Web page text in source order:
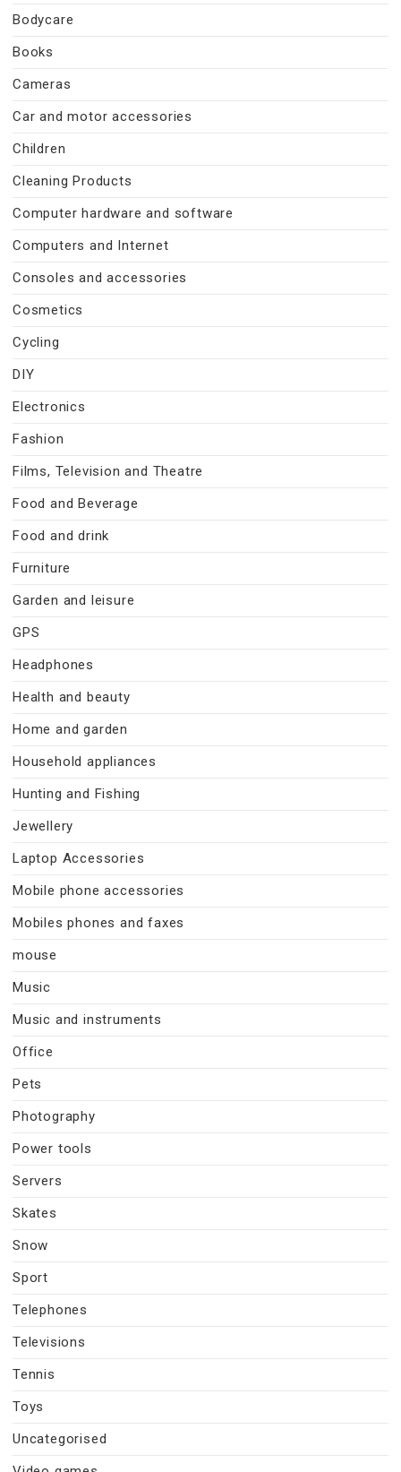
Bodycare
Books
Cameras
Car and motor accessories
Children
Cleaning Products
Computer hardware and software
Computers and Internet
Consoles and accessories
Cosmetics
Cycling
DIY
Electronics
Fashion
Films, Television and Theatre
Food and Beverage
Food and drink
Furniture
Garden and leisure
GPS
Headphones
Health and beauty
Home and garden
Household appliances
Hunting and Fishing
Jewellery
Laptop Accessories
Mobile phone accessories
Mobiles phones and faxes
mouse
Music
Music and instruments
Office
Pets
Photography
Power tools
Servers
Skates
Snow
Sport
Telephones
Televisions
Tennis
Toys
Uncategorised